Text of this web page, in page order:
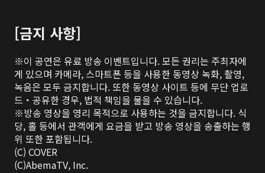
[금지 사항]
※이 공연은 유료 방송 이벤트입니다. 모든 권리는 주최자에
게 있으며 카메라, 스마트폰 등을 사용한 동영상 녹화, 촬영,
녹음은 모두 금지합니다. 또한 동영상 사이트 등에 무단 업로
드・공유한 경우, 법적 책임을 물을 수 있습니다.
※방송 영상을 영리 목적으로 사용하는 것을 금지합니다. 식
당, 홀 등에서 관객에게 요금을 받고 방송 영상을 송출하는 행
위 또한 포함됩니다.
(C) COVER
(C)AbemaTV, Inc.